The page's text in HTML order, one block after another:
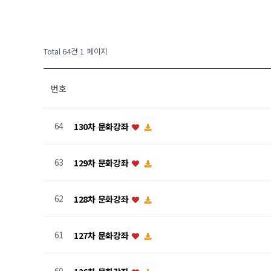
Total 64건 1 페이지
번호
64 130차 문화강좌
63 129차 문화강좌
62 128차 문화강좌
61 127차 문화강좌